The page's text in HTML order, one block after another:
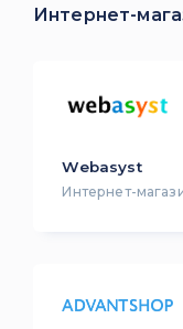
Интернет-
Webasyst
Интернет-